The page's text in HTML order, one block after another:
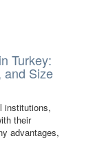
Turkey:
and Size
institutions,
their
advantages,